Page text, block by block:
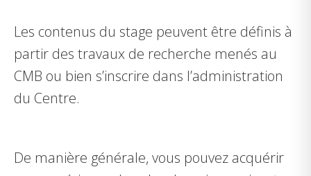
Les contenus du stage peuvent être définis à
partir des travaux de recherche menés au
CMB ou bien s’inscrire dans l’administration
du Centre.
De manière générale, vous pouvez acquérir